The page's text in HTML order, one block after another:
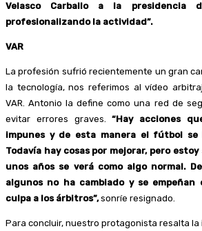
Velasco Carballo a la presidencia
profesionalizando la actividad”.
VAR
La profesión sufrió recientemente un gran
la tecnología, nos referimos al vídeo
VAR. Antonio la define como una red de
evitar errores graves.“Hay acciones
impunes y de esta manera el fútbol
Todavía hay cosas por mejorar, pero
unos años se verá como algo normal.
algunos no ha cambiado y se
culpa a los árbitros”,sonríe resignado.
Para concluir, nuestro protagonista resalta